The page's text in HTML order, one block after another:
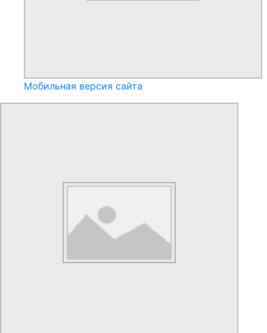
Мобильная версия сайта